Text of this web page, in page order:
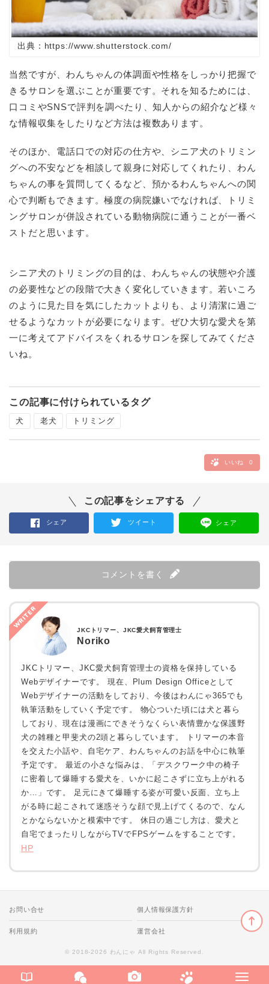
出典：https://www.shutterstock.com/
当然ですが、わんちゃんの体調面や性格をしっかり把握で
きるサロンを選ぶことが重要です。それを知るためには、
口コミやSNSで評判を調べたり、知人からの紹介など様々
な情報収集をしたりなど方法は複数あります。
そのほか、電話口での対応の仕方や、シニア犬のトリミン
グへの不安などを相談して親身に対応してくれたり、わん
ちゃんの事を質問してくるなど、預かるわんちゃんへの関
心で判断もできます。極度の病院嫌いでなければ、トリミ
ングサロンが併設されている動物病院に通うことが一番ベ
ストだと思います。
シニア犬のトリミングの目的は、わんちゃんの状態や介護
の必要性などの段階で大きく変化していきます。若いころ
のように見た目を気にしたカットよりも、より清潔に過ご
せるようなカットが必要になります。ぜひ大切な愛犬を第
一に考えてアドバイスをくれるサロンを探してみてくださ
いね。
この記事に付けられているタグ
犬 老犬 トリミング
いいね 0
この記事をシェアする
シェア ツイート シェア
コメントを書く
WRITER JKCトリマー、JKC愛犬飼育管理士
Noriko
JKCトリマー、JKC愛犬飼育管理士の資格を保持している
Webデザイナーです。 現在、Plum Design Officeとして
Webデザイナーの活動をしており、今後はわんにゃ365でも
執筆活動をしていく予定です。 物心ついた頃には犬と暮ら
しており、現在は漫画にできそうなくらい表情豊かな保護野
犬の雑種と甲斐犬の2頭と暮らしています。 トリマーの本音
を交えた小話や、自宅ケア、わんちゃんのお話を中心に執筆
予定です。 最近の小さな悩みは、「デスクワーク中の椅子
に密着して爆睡する愛犬を、いかに起こさずに立ち上がれる
か…」です。 足元にきて爆睡する姿が可愛い反面、立ち上
がる時に起こされて迷惑そうな顔で見上げてくるので、なん
とかならないかと模索中です。 休日の過ごし方は、愛犬と
自宅でまったりしながらTVでFPSゲームをすることです。
HP
お問い合せ 個人情報保護方針
利用規約 運営会社
© 2018-2026 わんにゃ All Rights Reserved.